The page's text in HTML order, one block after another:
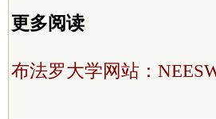
更多阅读
布法罗大学网站：